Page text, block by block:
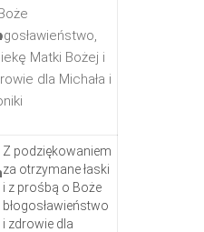
Matki Bożej i
dla Michała i
Z podziękowaniem
za otrzymane łaski
i z prośbą o Boże
błogosławieństwo
i zdrowie dla